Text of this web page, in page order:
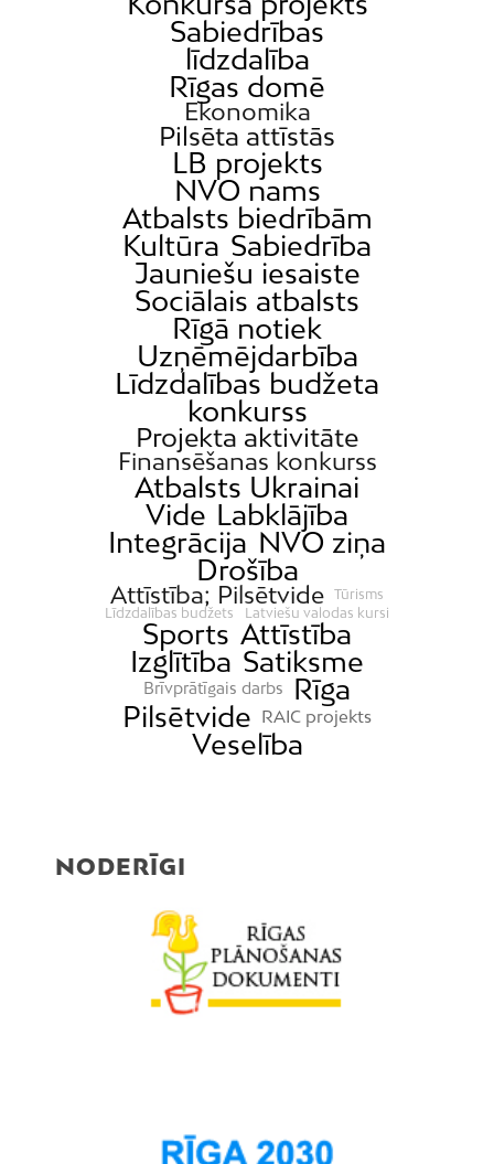
Sabiedrības
līdzdalība
Rīgas domē
Ekonomika
Pilsēta attīstās
LB projekts
NVO nams
Atbalsts biedrībām
Kultūra Sabiedrība
Jauniešu iesaiste
Sociālais atbalsts
Rīgā notiek
Uzņēmējdarbība
Līdzdalības budžeta
konkurss
Projekta aktivitāte
Finansēšanas konkurss
Atbalsts Ukrainai
Vide Labklājība
Integrācija NVO ziņa
Drošība
Attīstība; Pilsētvide
Tūrisms
Līdzdalības budžets
Latviešu valodas kursi
Sports Attīstība
Izglītība Satiksme
Brīvprātīgais darbs
Rīga
Pilsētvide
RAIC projekts
Veselība
NODERĪGI